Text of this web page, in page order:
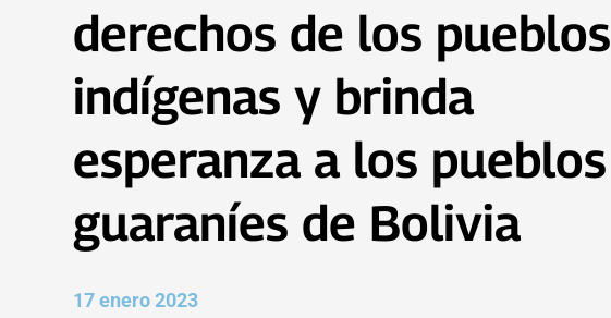
derechos de los pueblos
indígenas y brinda
esperanza a los pueblos
guaraníes de Bolivia
17 enero 2023